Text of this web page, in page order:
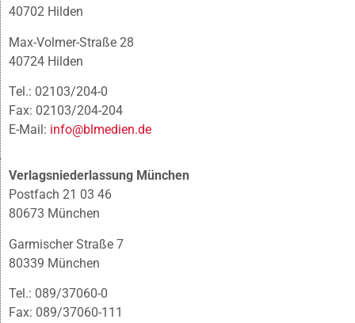
40702 Hilden
Max-Volmer-Straße 28
40724 Hilden
Tel.: 02103/204-0
Fax: 02103/204-204
E-Mail: info@blmedien.de
Verlagsniederlassung München
Postfach 21 03 46
80673 München
Garmischer Straße 7
80339 München
Tel.: 089/37060-0
Fax: 089/37060-111